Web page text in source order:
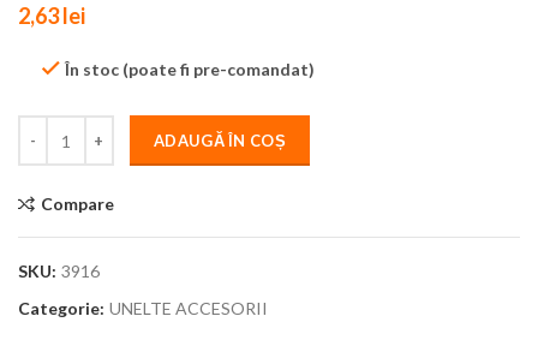
2,63lei
În stoc (poate fi pre-comandat)
ADAUGĂ ÎN COȘ
Compare
SKU: 3916
Categorie: UNELTE ACCESORII